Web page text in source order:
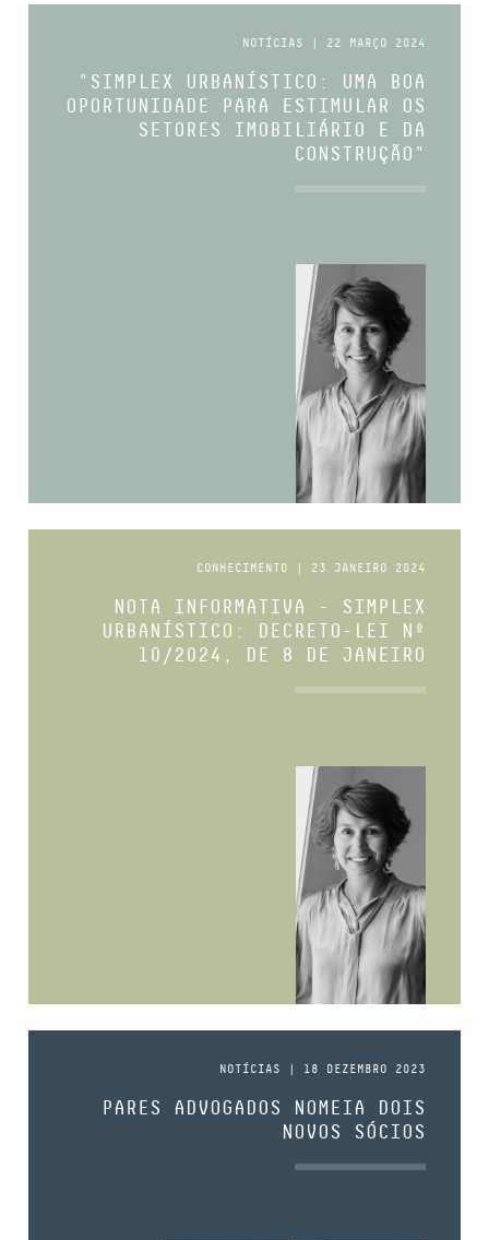
NOTÍCIAS | 22 MARÇO 2024
"SIMPLEX URBANÍSTICO: UMA BOA
OPORTUNIDADE PARA ESTIMULAR OS
SETORES IMOBILIÁRIO E DA
CONSTRUÇÃO"
CONHECIMENTO | 23 JANEIRO 2024
NOTA INFORMATIVA - SIMPLEX
URBANÍSTICO: DECRETO-LEI Nº
10/2024, DE 8 DE JANEIRO
NOTÍCIAS | 18 DEZEMBRO 2023
PARES ADVOGADOS NOMEIA DOIS
NOVOS SÓCIOS